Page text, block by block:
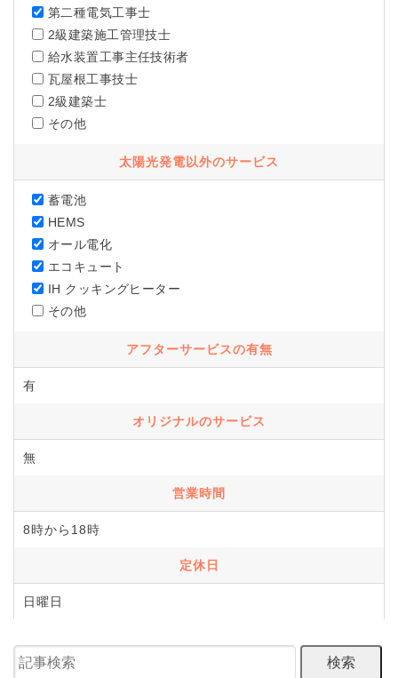
第二種電気工事士
2級建築施工管理技士
給水装置工事主任技術者
瓦屋根工事技士
2級建築士
その他
太陽光発電以外のサービス
蓄電池
HEMS
オール電化
エコキュート
IH クッキングヒーター
その他
アフターサービスの有無
有
オリジナルのサービス
無
営業時間
8時から18時
定休日
日曜日